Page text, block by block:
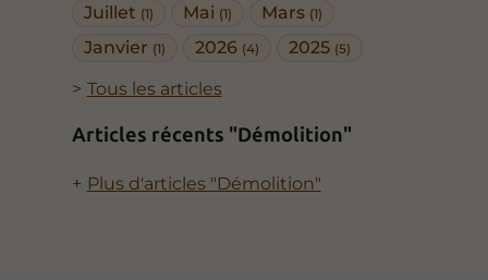
Juillet (1) Mai (1) Mars (1)
Janvier (1) 2026 (4) 2025 (5)
Tous les articles
Articles récents "Démolition"
Plus d'articles "Démolition"